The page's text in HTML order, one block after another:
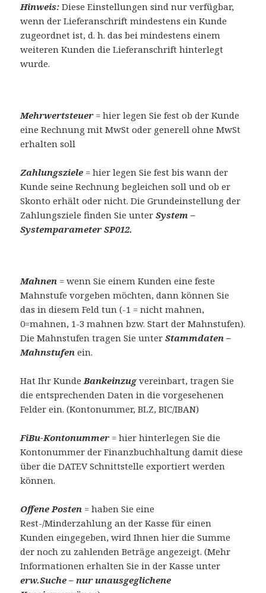
Hinweis: Diese Einstellungen sind nur verfügbar,
wenn der Lieferanschrift mindestens ein Kunde
zugeordnet ist, d. h. das bei mindestens einem
weiteren Kunden die Lieferanschrift hinterlegt
wurde.
Mehrwertsteuer= hier legen Sie fest ob der Kunde
eine Rechnung mit MwSt oder generell ohne MwSt
erhalten soll
Zahlungsziele = hier legen Sie fest bis wann der
Kunde seine Rechnung begleichen soll und ob er
Skonto erhält oder nicht. Die Grundeinstellung der
Zahlungsziele finden Sie unterSystem –
Systemparameter SP012.
Mahnen = wenn Sie einem Kunden eine feste
Mahnstufe vorgeben möchten, dann können Sie
das in diesem Feld tun (-1 = nicht mahnen,
0=mahnen, 1-3 mahnen bzw. Start der Mahnstufen).
Die Mahnstufen tragen Sie unterStammdaten –
Mahnstufenein.
Hat Ihr KundeBankeinzugvereinbart, tragen Sie
die entsprechenden Daten in die vorgesehenen
Felder ein. (Kontonummer, BLZ, BIC/IBAN)
FiBu-Kontonummer= hier hinterlegen Sie die
Kontonummer der Finanzbuchhaltung damit diese
über die DATEV Schnittstelle exportiert werden
können.
Offene Posten = haben Sie eine
Rest-/Minderzahlung an der Kasse für einen
Kunden eingegeben, wird Ihnen hier die Summe
der noch zu zahlenden Beträge angezeigt. (Mehr
Informationen erhalten Sie in der Kasse unter
erw.Suche – nur unausgeglichene